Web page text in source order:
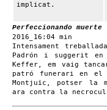
implicat.
Perfeccionando muerte
2016_16:04 min
Intensament
Padrón i suggerit
Keffer, em vaig
patró funerari en el
Montjuïc, potser la
ara contra la